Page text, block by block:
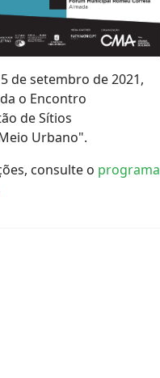
de setembro de 2021,
o Encontro
de Sítios
Urbano".
consulte o programa